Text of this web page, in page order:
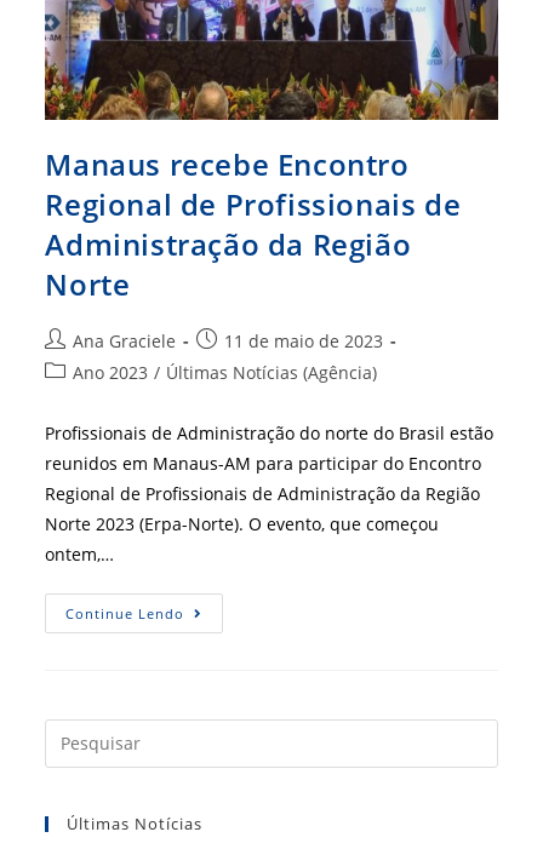
Manaus recebe Encontro
Regional de Profissionais de
Administração da Região
Norte
Autor
do
Ana Graciele
Post
publicado:
11 de maio de 2023
Categoria
post:
Ano 2023 / Últimas Notícias (Agência)
Profissionais de Administração do norte do Brasil estão
reunidos em Manaus-AM para participar do Encontro
Regional de Profissionais de Administração da Região
Norte 2023 (Erpa-Norte). O evento, que começou
ontem,…
Continue Lendo Manaus
Recebe
De
Região
a
Últimas Notícias